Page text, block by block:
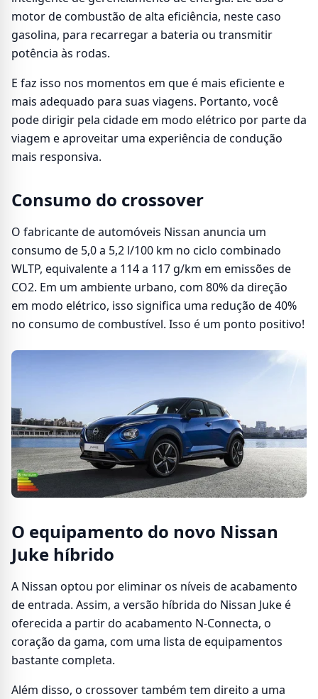
motor de combustão de alta eficiência, neste caso
gasolina, para recarregar a bateria ou transmitir
potência às rodas.
E faz isso nos momentos em que é mais eficiente e
mais adequado para suas viagens. Portanto, você
pode dirigir pela cidade em modo elétrico por parte da
viagem e aproveitar uma experiência de condução
mais responsiva.
Consumo do crossover
O fabricante de automóveis Nissan anuncia um
consumo de 5,0 a 5,2 l/100 km no ciclo combinado
WLTP, equivalente a 114 a 117 g/km em emissões de
CO2. Em um ambiente urbano, com 80% da direção
em modo elétrico, isso significa uma redução de 40%
no consumo de combustível. Isso é um ponto positivo!
O equipamento do novo Nissan
Juke híbrido
A Nissan optou por eliminar os níveis de acabamento
de entrada. Assim, a versão híbrida do Nissan Juke é
oferecida a partir do acabamento N-Connecta, o
coração da gama, com uma lista de equipamentos
bastante completa.
Além disso, o crossover também tem direito a uma